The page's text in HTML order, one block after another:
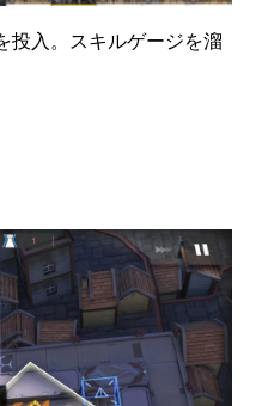
投入。スキルゲージを溜